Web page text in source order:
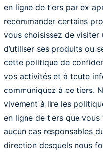
en ligne de tiers par ex
recommander certains
vous choisissez de visiter
d’utiliser ses produits ou
cette politique de
vos activités et à toute
communiquez à ce tiers.
vivement à lire les
en ligne de tiers que vous
aucun cas responsables
direction desquels nous